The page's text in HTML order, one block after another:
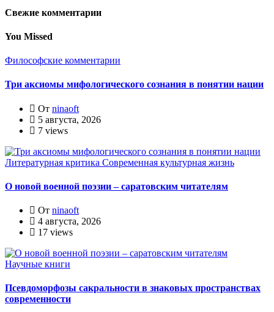
Свежие комментарии
You Missed
Философские комментарии
Три аксиомы мифологического сознания в понятии нации
От ninaoft
5 августа, 2026
7 views
Литературная критика Современная культурная жизнь
О новой военной поэзии – саратовским читателям
От ninaoft
4 августа, 2026
17 views
Научные книги
Псевдоморфозы сакральности в знаковых пространствах
современности